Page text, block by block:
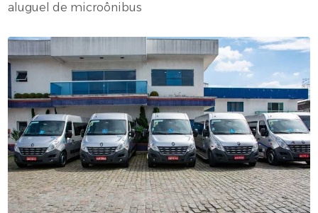
aluguel de microônibus